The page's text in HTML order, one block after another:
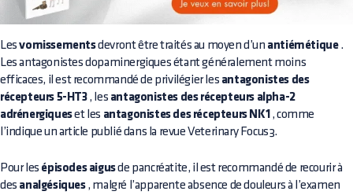
Lesvomissementsdevront être traités au moyen d’un antiémétique.
Les antagonistes dopaminergiques étant généralement moins
efficaces, il est recommandé de privilégier les antagonistes des
récepteurs 5-HT3, les antagonistes des récepteurs alpha-2
adrénergiqueset les antagonistes des récepteurs NK1 , comme
l’indique un article publié dans la revue Veterinary Focus3.
Pour les épisodes aigusde pancréatite, il est recommandé de recourir à
des analgésiques, malgré l’apparente absence de douleurs à l’examen